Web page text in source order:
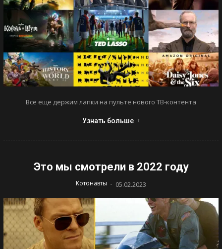
Все еще держим лапки на пульте нового ТВ-контента
Узнать больше
Это мы смотрели в 2022 году
Котонавты - 05.02.2023